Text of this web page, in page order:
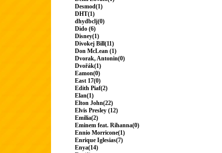
Desmod(1)
DHT(1)
dhydbclj(0)
Dido (6)
Disney(1)
Divokej Bill(11)
Don McLean (1)
Dvorak, Antonin(0)
Dvořák(1)
Eamon(0)
East 17(0)
Edith Piaf(2)
Elan(1)
Elton John(22)
Elvis Presley (12)
Emilia(2)
Eminem feat. Rihanna(0)
Ennio Morricone(1)
Enrique Iglesias(7)
Enya(14)